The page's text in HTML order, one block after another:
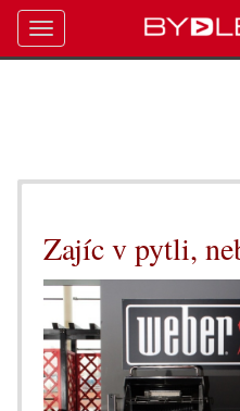
Zajíc v pytli,
Toggle
navigation